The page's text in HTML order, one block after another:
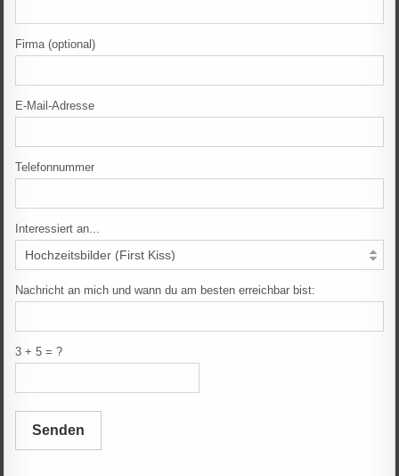
Firma (optional)
E-Mail-Adresse
Telefonnummer
Interessiert an...
Nachricht an mich und wann du am besten erreichbar bist:
3 + 5 = ?
Senden